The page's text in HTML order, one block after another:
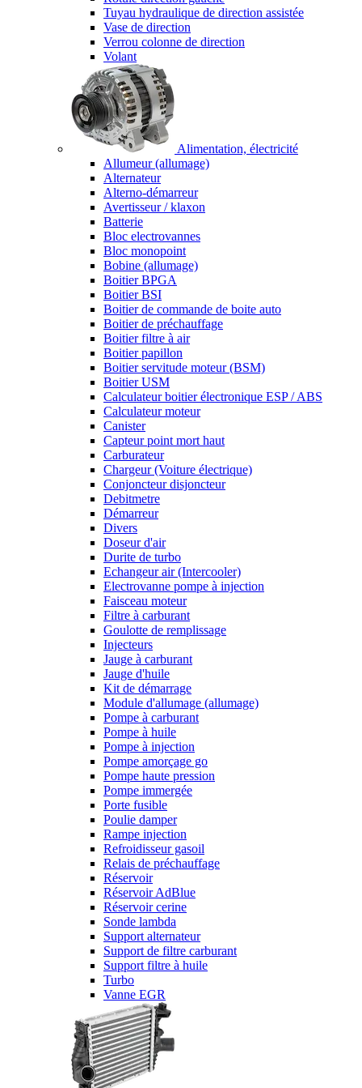
Tuyau hydraulique de direction assistée
Vase de direction
Verrou colonne de direction
Volant
Alimentation, électricité
Allumeur (allumage)
Alternateur
Alterno-démarreur
Avertisseur / klaxon
Batterie
Bloc electrovannes
Bloc monopoint
Bobine (allumage)
Boitier BPGA
Boitier BSI
Boitier de commande de boite auto
Boitier de préchauffage
Boitier filtre à air
Boitier papillon
Boitier servitude moteur (BSM)
Boitier USM
Calculateur boitier électronique ESP / ABS
Calculateur moteur
Canister
Capteur point mort haut
Carburateur
Chargeur (Voiture électrique)
Conjoncteur disjoncteur
Debitmetre
Démarreur
Divers
Doseur d'air
Durite de turbo
Echangeur air (Intercooler)
Electrovanne pompe à injection
Faisceau moteur
Filtre à carburant
Goulotte de remplissage
Injecteurs
Jauge à carburant
Jauge d'huile
Kit de démarrage
Module d'allumage (allumage)
Pompe à carburant
Pompe à huile
Pompe à injection
Pompe amorçage go
Pompe haute pression
Pompe immergée
Porte fusible
Poulie damper
Rampe injection
Refroidisseur gasoil
Relais de préchauffage
Réservoir
Réservoir AdBlue
Réservoir cerine
Sonde lambda
Support alternateur
Support de filtre carburant
Support filtre à huile
Turbo
Vanne EGR